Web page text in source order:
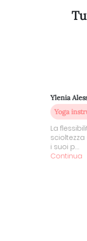
Ylenia Alessi
Yoga
La flessibilità
scioltezza
i suoi p...
Continua